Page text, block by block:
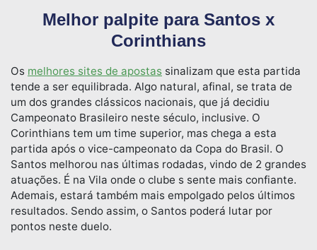
Melhor palpite para Santos x
Corinthians
Os melhores sites de apostas sinalizam que esta partida
tende a ser equilibrada. Algo natural, afinal, se trata de
um dos grandes clássicos nacionais, que já decidiu
Campeonato Brasileiro neste século, inclusive. O
Corinthians tem um time superior, mas chega a esta
partida após o vice-campeonato da Copa do Brasil. O
Santos melhorou nas últimas rodadas, vindo de 2 grandes
atuações. É na Vila onde o clube s sente mais confiante.
Ademais, estará também mais empolgado pelos últimos
resultados. Sendo assim, o Santos poderá lutar por
pontos neste duelo.